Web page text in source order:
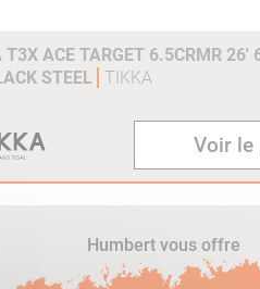
T3X ACE TARGET 6.5CRMR
STEEL
TIKKA
Voir le
Humbert vous offre